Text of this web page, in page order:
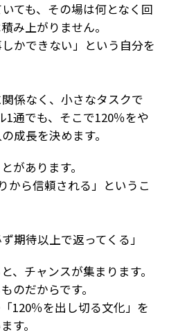
ても、その場は何となく回
み上がりません。
かできない」という自分を
係なく、小さなタスクで
1通でも、そこで120％をや
成長を決めます。
があります。
から信頼される」というこ
期待以上で返ってくる」
、チャンスが集まります。
のだからです。
120％を出し切る文化」を
す。